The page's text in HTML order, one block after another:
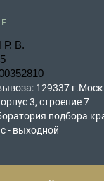
В.
129337
3, строение 7
подбора
- выходной